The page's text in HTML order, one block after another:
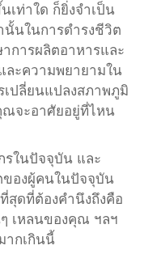
เท่าใด ก็ยิ่งจำเป็น
นั้นในการดำรงชีวิต
การผลิตอาหารและ
ละความพยายามใน
ปลี่ยนแปลงสภาพภูมิ
ณจะอาศัยอยู่ที่ไหน
รในปัจจุบัน และ
องผู้คนในปัจจุบัน
สุดที่ต้องคำนึงถึงคือ
เหลนของคุณ ฯลฯ
ากเกินนี้